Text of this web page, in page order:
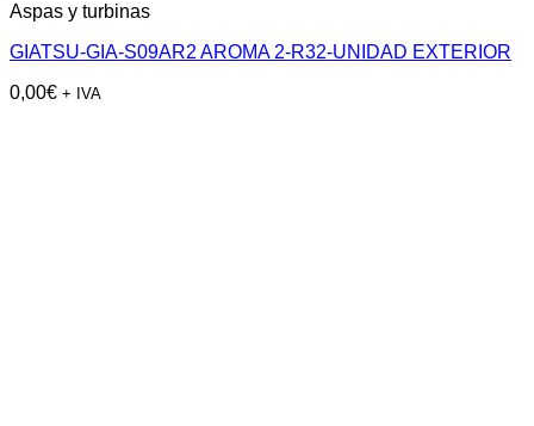
Aspas y turbinas
GIATSU-GIA-S09AR2 AROMA 2-R32-UNIDAD EXTERIOR
0,00€ + IVA